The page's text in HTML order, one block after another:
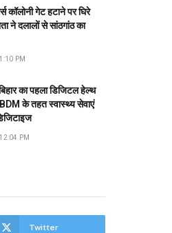
कॉलोनी गेट हटाने पर घिरे
ने दलालों से सांठगांठ का
PM
का पहला डिजिटल हेल्थ
के तहत स्वास्थ्य सेवाएं
PM
Twitter